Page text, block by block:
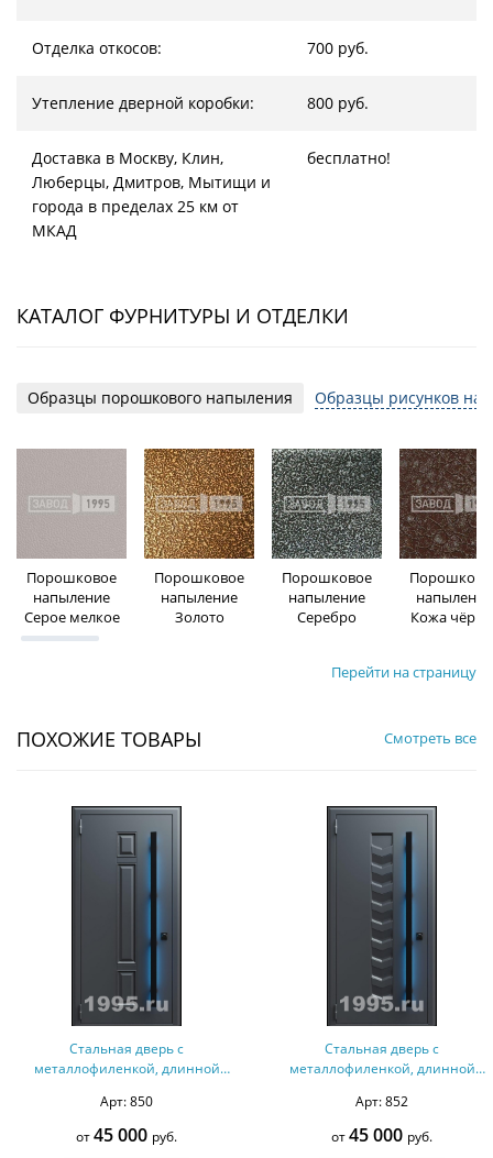
Отделка откосов: 700 руб.
Утепление дверной коробки: 800 руб.
Доставка в Москву, Клин,
Люберцы, Дмитров, Мытищи и
города в пределах 25 км от
МКАД
бесплатно!
КАТАЛОГ ФУРНИТУРЫ И ОТДЕЛКИ
Образцы порошкового напыления Образцы рисунков на
Порошковое
напыление
Серое мелкое
Порошковое
напыление
Золото
Порошковое
напыление
Серебро
напыление
Кожа
Перейти на страницу
ПОХОЖИЕ ТОВАРЫ Смотреть все
Стальная дверь с
металлофиленкой, длинной
серым порошковым
окрашиванием RAL 7021 (тип
№2)
Арт: 850
от45 000 руб.
Стальная дверь с
металлофиленкой, длинной
серым порошковым
окрашиванием RAL 7021 (тип
№4)
Арт: 852
от45 000 руб.